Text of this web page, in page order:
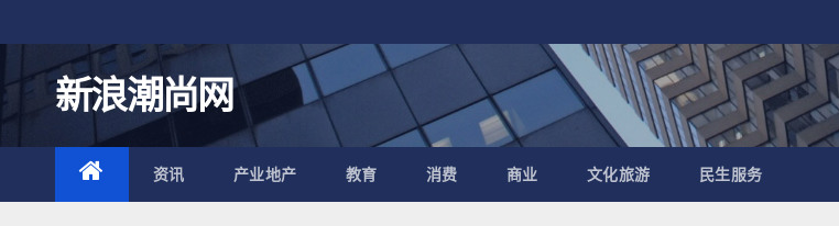
至
内
容
新浪潮尚网
资讯 产业地产 教育 消费 商业 文化旅游 民生服务